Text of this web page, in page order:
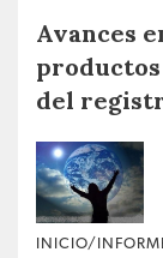
Avances
del
INICIO/